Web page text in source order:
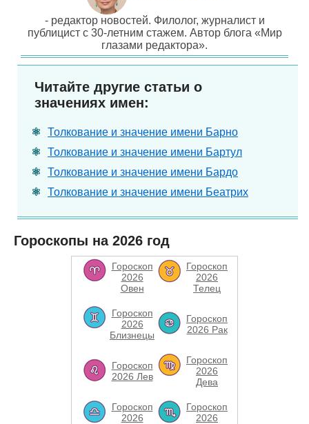
- редактор новостей. Филолог, журналист и
публицист с 30-летним стажем. Автор блога «Мир
глазами редактора».
Читайте другие статьи о
значениях имен:
Толкование и значение имени Барно
Толкование и значение имени Бартул
Толкование и значение имени Бардо
Толкование и значение имени Беатрих
Гороскопы на 2026 год
Гороскоп
2026
Овен
Гороскоп
2026
Телец
Гороскоп
2026
Близнецы
Гороскоп
2026 Рак
Гороскоп
2026 Лев
Гороскоп
2026
Дева
Гороскоп
2026
Гороскоп
2026